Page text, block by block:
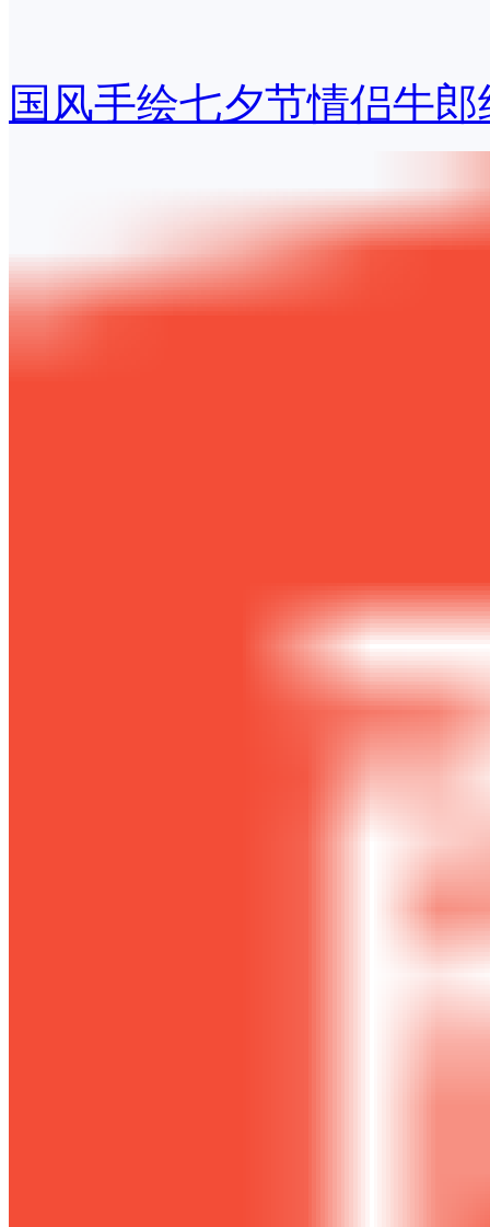
国风手绘七夕节情侣牛